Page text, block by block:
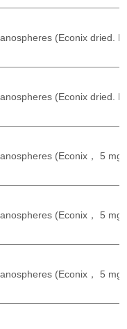
(Econix dried.
(Econix dried.
(Econix， 5
(Econix， 5
(Econix， 5